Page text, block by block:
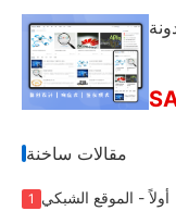
مقالات ساخنة
1 أولاً - الموقع الشبكي